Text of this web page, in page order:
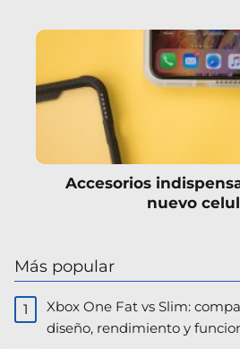
Accesorios
nuevo
Más popular
Xbox One Fat vs Slim:
diseño, rendimiento y